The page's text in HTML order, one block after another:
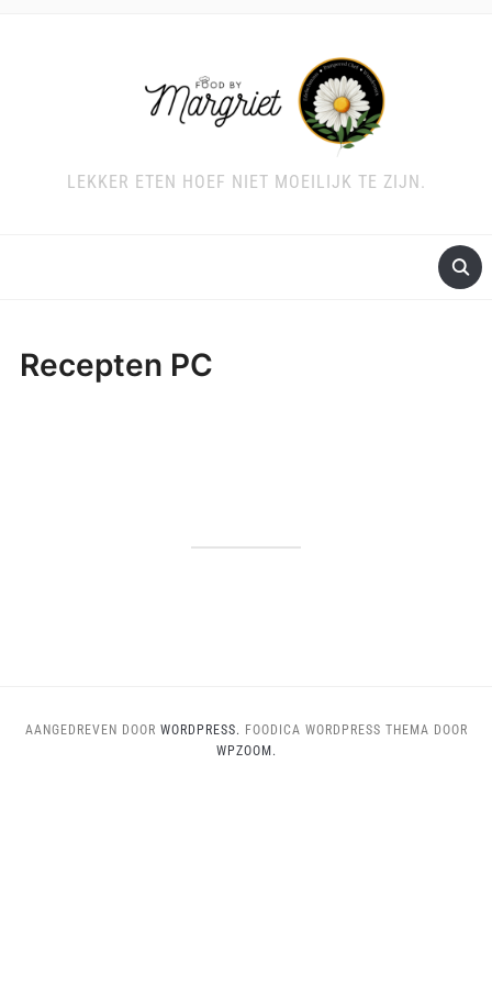
LEKKER ETEN HOEF NIET MOEILIJK TE ZIJN.
Recepten PC
AANGEDREVEN DOOR WORDPRESS. FOODICA WORDPRESS THEMA DOOR
WPZOOM.